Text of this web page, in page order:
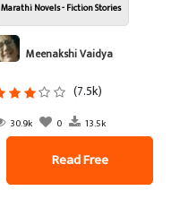
Marathi Novels - Fiction Stories
Meenakshi Vaidya
(7.5k)
30.9k 0 13.5k
Read Free